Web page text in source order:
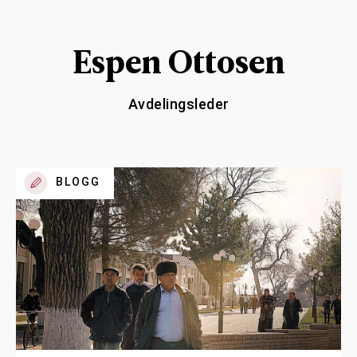
Espen Ottosen
Avdelingsleder
BLOGG